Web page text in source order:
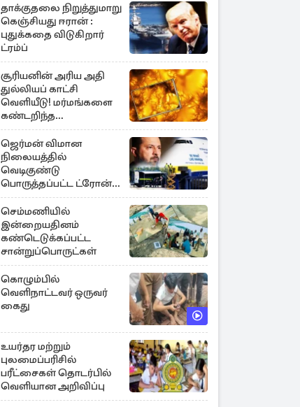
தாக்குதலை நிறுத்துமாறு
கெஞ்சியது ஈரான் :
புதுக்கதை விடுகிறார்
ட்ரம்ப்
சூரியனின் அரிய அதி
துல்லியப் காட்சி
வெளியீடு! மர்மங்களை
கண்டறிந்த
விஞ்ஞானிகள்
ஜெர்மன் விமான
நிலையத்தில்
வெடிகுண்டு
பொருத்தப்பட்ட ட்ரோன்!
தப்பியது உக்ரைன்
விமானம்
செம்மணியில்
இன்றையதினம்
கண்டெடுக்கப்பட்ட
சான்றுப்பொருட்கள்
கொழும்பில்
வெளிநாட்டவர் ஒருவர்
கைது
உயர்தர மற்றும்
புலமைப்பரிசில்
பரீட்சைகள் தொடர்பில்
வெளியான அறிவிப்பு